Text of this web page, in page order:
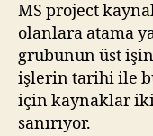
MS project
olanlara atama
grubunun üst
işlerin tarihi ile
için kaynaklar iki
sanırıyor.